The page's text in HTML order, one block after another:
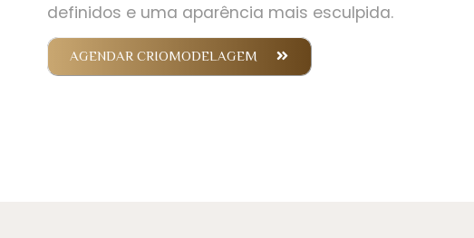
definidos e uma aparência mais esculpida.
AGENDAR CRIOMODELAGEM